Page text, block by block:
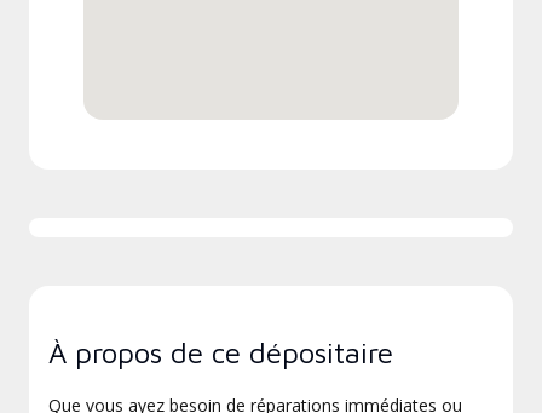
À propos de ce dépositaire
Que vous ayez besoin de réparations immédiates ou